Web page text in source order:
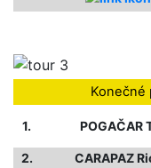
Konečné
1. POGAČAR
2. CARAPAZ